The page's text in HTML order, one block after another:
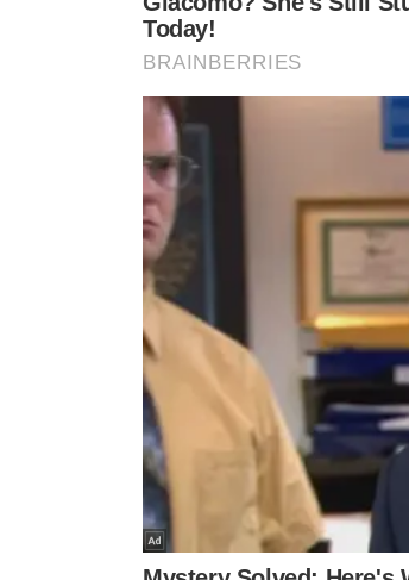
VEJA TAMBÉM
DEPOIMENTO ESTÁ SENDO
INVESTIGADO
Preso por estupro de
vulnerável, ator alegou ter
confundido criança de 5
anos com a namorada
por